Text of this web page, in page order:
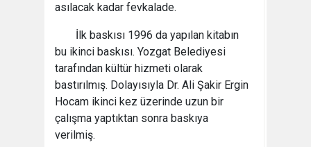
asılacak kadar fevkalade.
İlk baskısı 1996 da yapılan kitabın
bu ikinci baskısı. Yozgat Belediyesi
tarafından kültür hizmeti olarak
bastırılmış. Dolayısıyla Dr. Ali Şakir Ergin
Hocam ikinci kez üzerinde uzun bir
çalışma yaptıktan sonra baskıya
verilmiş.